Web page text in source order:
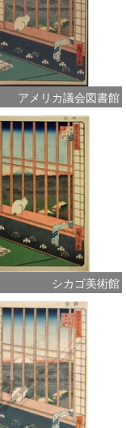
アメリカ議会図書館
シカゴ美術館